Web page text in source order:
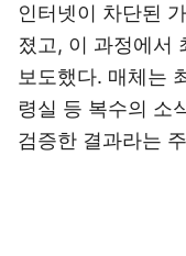
인터넷이 차단된
졌고, 이 과정에서
보도했다. 매체는
령실 등 복수의 소
검증한 결과라는